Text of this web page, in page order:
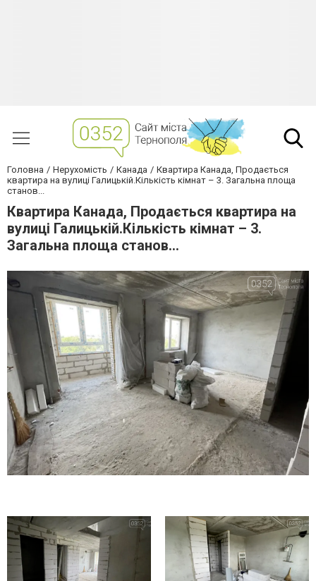
Головна Нерухомість Канада
Квартира Канада, Продається
квартира на вулиці Галицькій.Кількість кімнат – 3. Загальна площа
станов...
Квартира Канада, Продається квартира на
вулиці Галицькій.Кількість кімнат – 3.
Загальна площа станов...